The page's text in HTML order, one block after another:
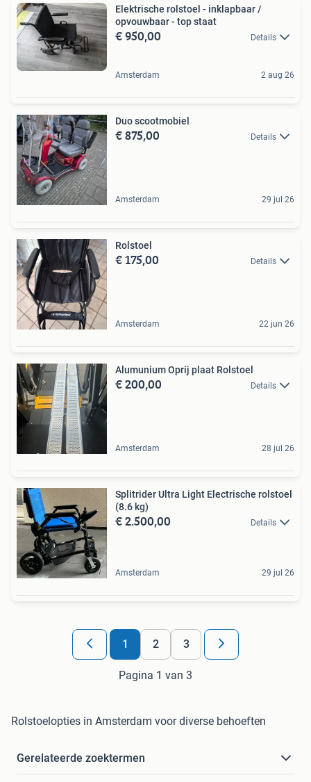
Elektrische rolstoel - inklapbaar /
opvouwbaar - top staat
€ 950,00 Details
Amsterdam 2 aug 26
Duo scootmobiel
€ 875,00 Details
Amsterdam 29 jul 26
Rolstoel
€ 175,00 Details
Amsterdam 22 jun 26
Alumunium Oprij plaat Rolstoel
€ 200,00 Details
Amsterdam 28 jul 26
Splitrider Ultra Light Electrische rolstoel
(8.6 kg)
€ 2.500,00 Details
Amsterdam 29 jul 26
1 2 3
Pagina 1 van 3
Rolstoelopties in Amsterdam voor diverse behoeften
Gerelateerde zoektermen